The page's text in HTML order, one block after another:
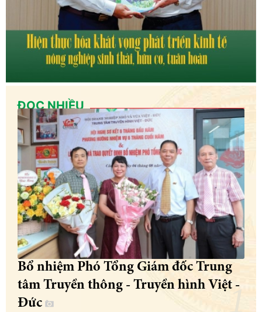
ĐỌC NHIỀU
Bổ nhiệm Phó Tổng Giám đốc Trung
tâm Truyền thông - Truyền hình Việt -
Đức